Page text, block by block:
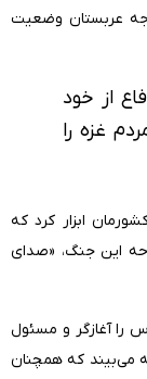
عربستان وضعیت
از خود
غزه را
ابزار کرد که
این جنگ، «صدای
را آغازگر و مسئول
می‌بیند که همچنان